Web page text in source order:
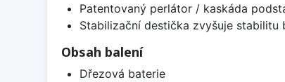
Patentovaný perlátor / kaskáda
Stabilizační destička zvyšuje stabilitu
Obsah balení
Dřezová baterie